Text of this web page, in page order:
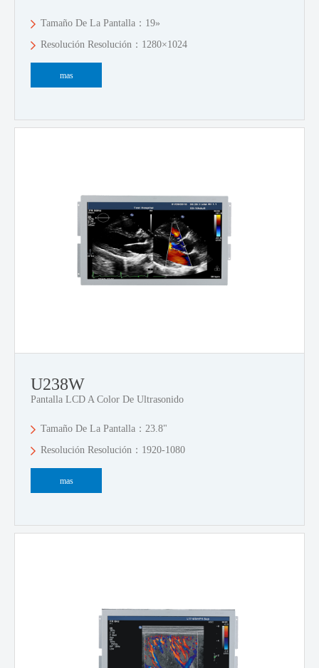
Tamaño De La Pantalla：19»
Resolución Resolución：1280×1024
mas
U238W
Pantalla LCD A Color De Ultrasonido
Tamaño De La Pantalla：23.8"
Resolución Resolución：1920-1080
mas